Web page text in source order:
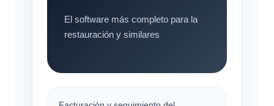
El software más completo para la
restauración y similares